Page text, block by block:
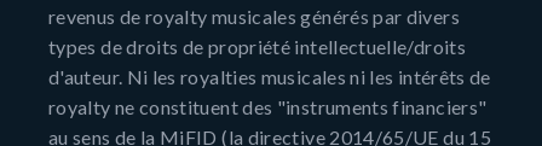
revenus de royalty musicales générés par divers
types de droits de propriété intellectuelle/droits
d'auteur. Ni les royalties musicales ni les intérêts de
royalty ne constituent des "instruments financiers"
au sens de la MiFID (la directive 2014/65/UE du 15